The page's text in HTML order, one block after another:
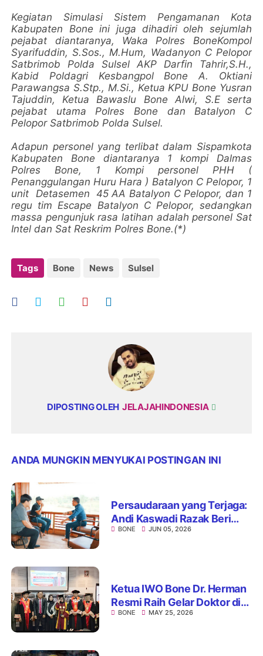
Kegiatan Simulasi Sistem Pengamanan Kota
Kabupaten Bone ini juga dihadiri oleh sejumlah
pejabat diantaranya, Waka Polres BoneKompol
Syarifuddin, S.Sos., M.Hum, Wadanyon C Pelopor
Satbrimob Polda Sulsel AKP Darfin Tahrir,S.H.,
Kabid Poldagri Kesbangpol Bone A. Oktiani
Parawangsa S.Stp., M.Si., Ketua KPU Bone Yusran
Tajuddin, Ketua Bawaslu Bone Alwi, S.E serta
pejabat utama Polres Bone dan Batalyon C
Pelopor Satbrimob Polda Sulsel.
Adapun personel yang terlibat dalam Sispamkota
Kabupaten Bone diantaranya 1 kompi Dalmas
Polres Bone, 1 Kompi personel PHH (
Penanggulangan Huru Hara ) Batalyon C Pelopor, 1
unit Detasemen 45 AA Batalyon C Pelopor, dan 1
regu tim Escape Batalyon C Pelopor, sedangkan
massa pengunjuk rasa latihan adalah personel Sat
Intel dan Sat Reskrim Polres Bone.(*)
Tags Bone News Sulsel
DIPOSTING OLEH JELAJAHINDONESIA
ANDA MUNGKIN MENYUKAI POSTINGAN INI
Persaudaraan yang Terjaga:
Andi Kaswadi Razak Beri
Ucapan dan Doa di Hari
BONE JUN 05, 2026
Ketua IWO Bone Dr. Herman
Resmi Raih Gelar Doktor di
Unhas
BONE MAY 25, 2026